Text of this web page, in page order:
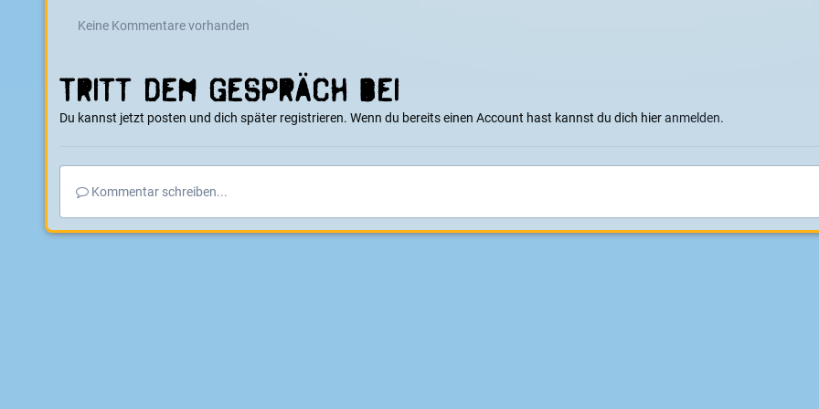
Keine Kommentare vorhanden
Tritt dem Gespräch bei
Du kannst jetzt posten und dich später registrieren. Wenn du bereits einen Account hast kannst du dich hieranmelden.
Kommentar schreiben...